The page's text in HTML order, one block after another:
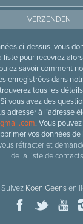
ci-dessus, vous
pour recevrez
savoir comment
enregistrées dans
tous les
vous avez des
adresser à l’adresse
. Vous
vos données de
rétracter et
de la liste de
Suivez Koen Geensen